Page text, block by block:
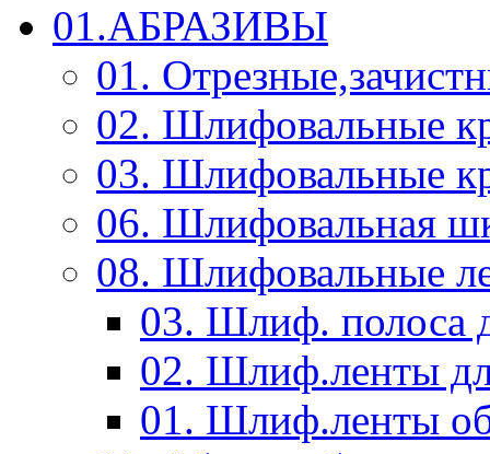
01.АБРАЗИВЫ
01.
02. Шлифовальные
03. Шлифовальные
06. Шлифовальная
08. Шлифовальные
03. Шлиф.
02. Шлиф.ленты
01. Шлиф.ленты